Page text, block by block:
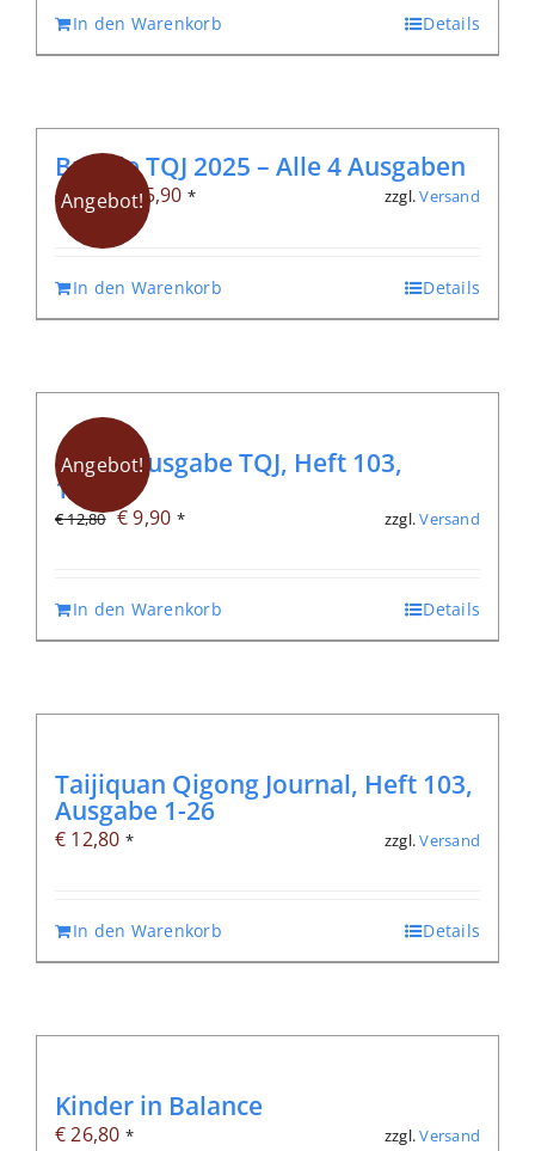
In den Warenkorb Details
Angebot!
Bundle TQJ 2025 – Alle 4 Ausgaben
€51,20 Ursprünglicher
Preis
€ 51,20
€45,90Aktueller
€ 45,90.
* zzgl.Versand
In den Warenkorb Details
Angebot!
Digitalausgabe TQJ, Heft 103,
1/2026
€12,80 Ursprünglicher
€ 12,80
€9,90Aktueller
€ 9,90.
* zzgl.Versand
In den Warenkorb Details
Taijiquan Qigong Journal, Heft 103,
Ausgabe 1-26
€ 12,80 * zzgl.Versand
In den Warenkorb Details
Kinder in Balance
€26,80 * zzgl.Versand